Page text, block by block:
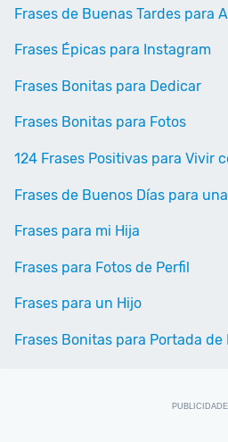
Frases de Buenas Tardes para
Frases Épicas para Instagram
Frases Bonitas para Dedicar
Frases Bonitas para Fotos
124 Frases Positivas para Vivir
Frases de Buenos Días para
Frases para mi Hija
Frases para Fotos de Perfil
Frases para un Hijo
Frases Bonitas para Portada de